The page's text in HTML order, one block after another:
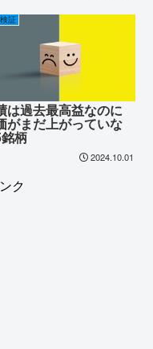
証
は過去最高益なのに
がまだ上がっていな
柄
2024.10.01
ク